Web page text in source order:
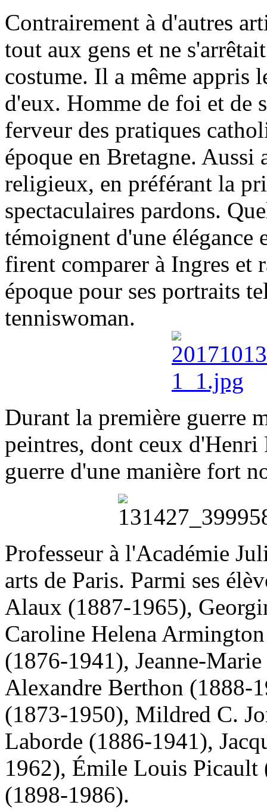
Contrairement à d'autres
tout aux gens et ne
costume. Il a même appris
d'eux. Homme de foi et de
ferveur des pratiques
époque en Bretagne.
religieux, en préférant la
spectaculaires pardons.
témoignent d'une élégance
firent comparer à Ingres et
époque pour ses portraits
tenniswoman.
Durant la première guerre
peintres, dont ceux
guerre d'une manière fort
Professeur à l'Académie
arts de Paris. Parmi ses
Alaux (1887-1965),
Caroline Helena
(1876-1941), Jeanne-
Alexandre Berthon (1888-
(1873-1950), Mildred C.
Laborde (1886-1941),
1962), Émile Louis Picault
(1898-1986).